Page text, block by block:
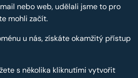
nebo web, udělali jsme to pro
mohli začít.
u nás, získáte okamžitý přístup
s několika kliknutími vytvořit